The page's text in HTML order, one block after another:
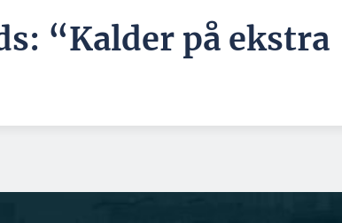
“Kalder på ekstra